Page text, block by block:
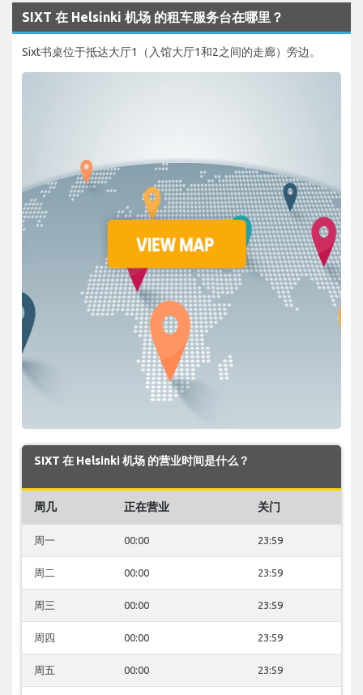
SIXT 在 Helsinki 机场 的租车服务台在哪里？
Sixt书桌位于抵达大厅1（入馆大厅1和2之间的走廊）旁边。
SIXT 在 Helsinki 机场 的营业时间是什么？
周几 正在营业 关门
周一 00:00 23:59
周二 00:00 23:59
周三 00:00 23:59
周四 00:00 23:59
周五 00:00 23:59